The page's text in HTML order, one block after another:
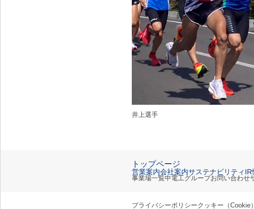
井上選手
トップページ
営業案内会社案内サステナビリティ IR
事業場一覧中電工グループお問い合わせ
プライバシーポリシークッキー（Cookie